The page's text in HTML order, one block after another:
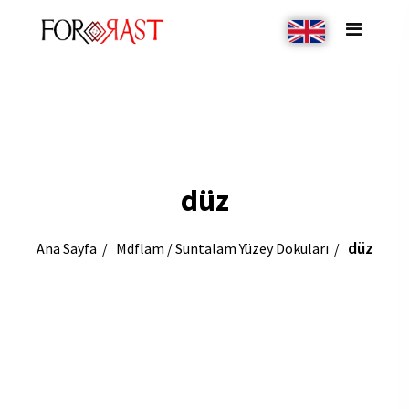
düz
Ana Sayfa Mdflam / Suntalam Yüzey Dokuları düz